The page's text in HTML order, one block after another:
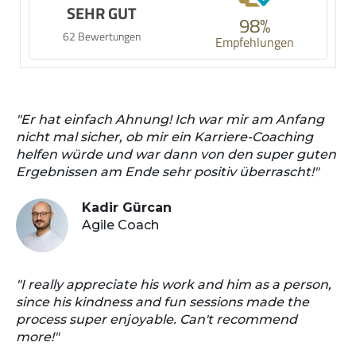
SEHR GUT
62 Bewertungen 98%
Empfehlungen
"Er hat einfach Ahnung! Ich war mir am Anfang
nicht mal sicher, ob mir ein Karriere-Coaching
helfen würde und war dann von den super guten
Ergebnissen am Ende sehr positiv überrascht!"
Kadir Gürcan
Agile Coach
"I really appreciate his work and him as a person,
since his kindness and fun sessions made the
process super enjoyable. Can't recommend
more!"